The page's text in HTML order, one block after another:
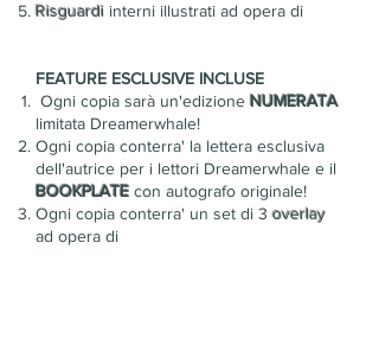
Risguardi interni illustrati ad opera di
FEATURE ESCLUSIVE INCLUSE
Ogni copia sarà un'edizione NUMERATA
limitata Dreamerwhale!
Ogni copia conterra' la lettera esclusiva
dell'autrice per i lettori Dreamerwhale e il
BOOKPLATE con autografo originale!
Ogni copia conterra' un set di 3overlay
ad opera di